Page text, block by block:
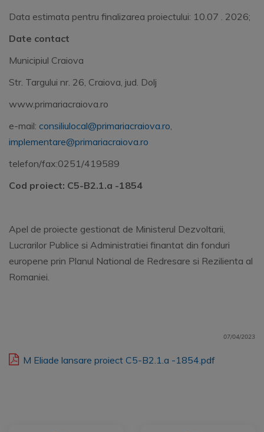
Data estimata pentru finalizarea proiectului: 10.07 . 2026;
Date contact
Municipiul Craiova
Str. Targului nr. 26, Craiova, jud. Dolj
www.primariacraiova.ro
e-mail: consiliulocal@primariacraiova.ro,
implementare@primariacraiova.ro
telefon/fax:0251/419589
Cod proiect: C5-B2.1.a -1854
Apel de proiecte gestionat de Ministerul Dezvoltarii,
Lucrarilor Publice si Administratiei finantat din fonduri
europene prin Planul National de Redresare si Rezilienta al
Romaniei.
07/04/2023
M Eliade lansare proiect C5-B2.1.a -1854.pdf